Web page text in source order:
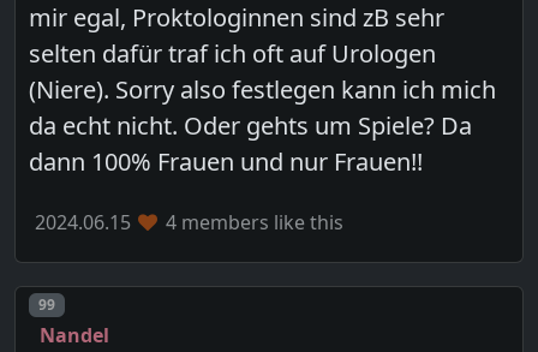
mir egal, Proktologinnen sind zB sehr
selten dafür traf ich oft auf Urologen
(Niere). Sorry also festlegen kann ich mich
da echt nicht. Oder gehts um Spiele? Da
dann 100% Frauen und nur Frauen!!
2024.06.15 4 members like this
Post number
99
Nandel